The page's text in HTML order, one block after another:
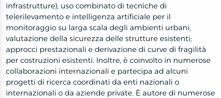
infrastrutture); uso combinato di tecniche di
telerilevamento e intelligenza artificiale per il
monitoraggio su larga scala degli ambienti urbani;
valutazione della sicurezza delle strutture esistenti;
approcci prestazionali e derivazione di curve di fragilità
per costruzioni esistenti. Inoltre, è coinvolto in numerose
collaborazioni internazionali e partecipa ad alcuni
progetti di ricerca coordinati da enti nazionali o
internazionali o da aziende private. È autore di numerose